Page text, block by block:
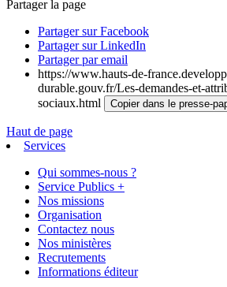
Partager la page
Partager sur Facebook
Partager sur LinkedIn
Partager par email
https://www.hauts-de-
durable.gouv.fr/Les-demandes-et-
sociaux.html
Copier dans le presse-
Haut de page
Services
Qui sommes-nous ?
Service Publics +
Nos missions
Organisation
Contactez nous
Nos ministères
Recrutements
Informations éditeur